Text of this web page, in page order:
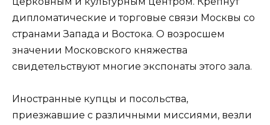
дипломатические и торговые связи Москвы со
странами Запада и Востока. О возросшем
значении Московского княжества
свидетельствуют многие экспонаты этого зала.
Иностранные купцы и посольства,
приезжавшие с различными миссиями, везли